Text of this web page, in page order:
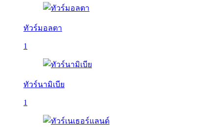
ทัวร์มอลตา
1
ทัวร์นามิเบีย
1